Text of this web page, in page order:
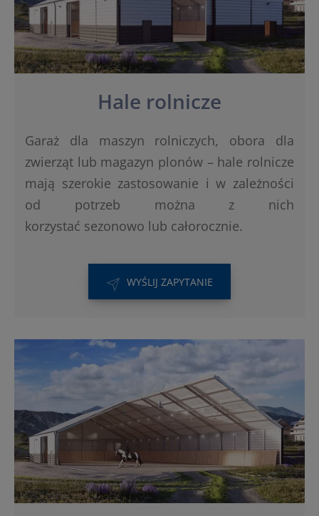
Hale rolnicze
Garaż dla maszyn rolniczych, obora dla
zwierząt lub magazyn plonów – hale rolnicze
mają szerokie zastosowanie i w zależności
od potrzeb można z nich
korzystać sezonowo lub całorocznie.
WYŚLIJ ZAPYTANIE